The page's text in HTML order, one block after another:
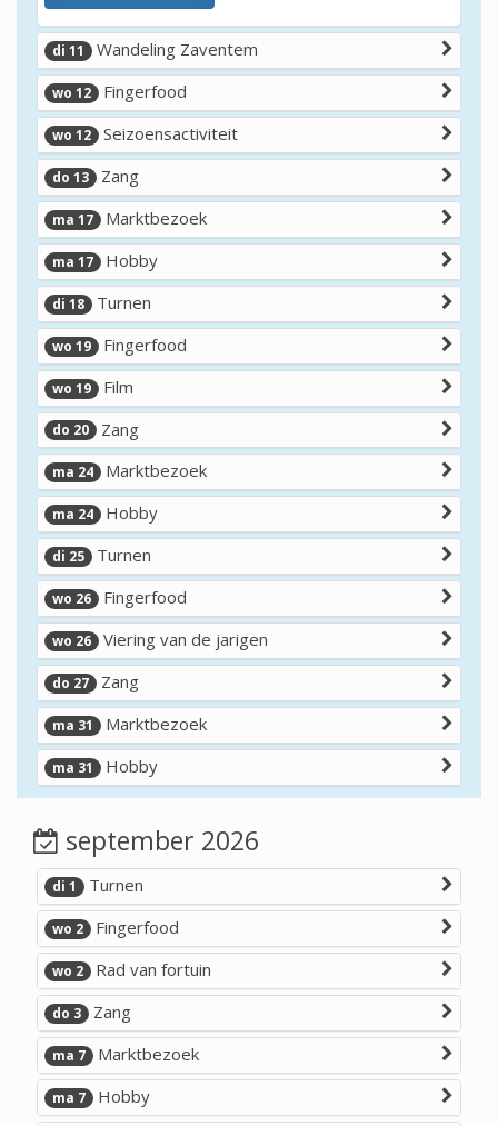
di 11 Wandeling Zaventem
wo 12 Fingerfood
wo 12 Seizoensactiviteit
do 13 Zang
ma 17 Marktbezoek
ma 17 Hobby
di 18 Turnen
wo 19 Fingerfood
wo 19 Film
do 20 Zang
ma 24 Marktbezoek
ma 24 Hobby
di 25 Turnen
wo 26 Fingerfood
wo 26 Viering van de jarigen
do 27 Zang
ma 31 Marktbezoek
ma 31 Hobby
september 2026
di 1 Turnen
wo 2 Fingerfood
wo 2 Rad van fortuin
do 3 Zang
ma 7 Marktbezoek
ma 7 Hobby